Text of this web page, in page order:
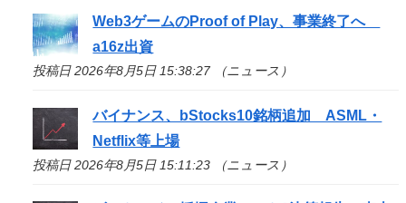
Web3ゲームのProof of Play、事業終了へ
a16z出資
投稿日 2026年8月5日 15:38:27 （ニュース）
バイナンス、bStocks10銘柄追加 ASML・
Netflix等上場
投稿日 2026年8月5日 15:11:23 （ニュース）